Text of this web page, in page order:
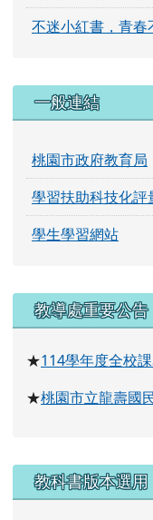
不迷小紅書，青春
一般連結
桃園市政府教育局
學習扶助科技化評
學生學習網站
右邊區域內容
教導處重要公告
★114學年度全校
★桃園市立龍壽國
教科書版本選用